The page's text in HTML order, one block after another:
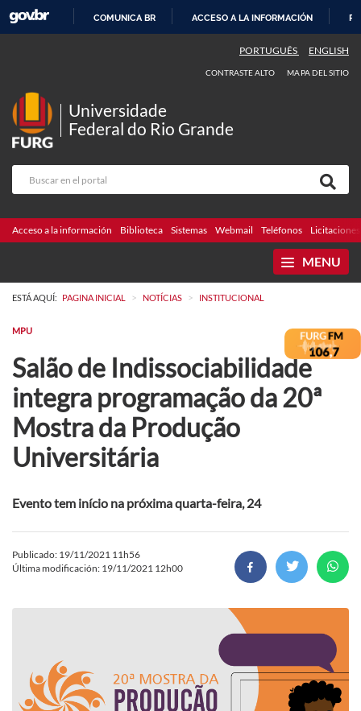
CONTENIDO
COMUNICA BR ACCESO A LA INFORMACIÓN
PORTUGUÊS ENGLISH
CONTRASTE ALTO MAPA DEL SITIO
Universidade
Federal do Rio Grande
Acceso a la información Biblioteca Sistemas Webmail Teléfonos Licitaciones
MENU
ESTÁ AQUÍ: PAGINA INICIAL > NOTÍCIAS > INSTITUCIONAL
MPU
Salão de Indissociabilidade
integra programação da 20ª
Mostra da Produção
Universitária
Evento tem início na próxima quarta-feira, 24
Publicado: 19/11/2021 11h56
Última modificación: 19/11/2021 12h00